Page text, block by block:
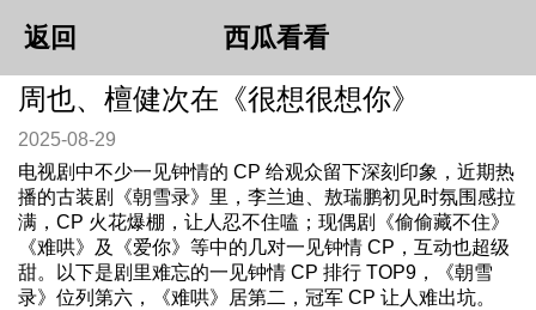
返回 西瓜看看
周也、檀健次在《很想很想你》
2025-08-29
电视剧中不少一见钟情的 CP 给观众留下深刻印象，近期热
播的古装剧《朝雪录》里，李兰迪、敖瑞鹏初见时氛围感拉
满，CP 火花爆棚，让人忍不住嗑；现偶剧《偷偷藏不住》
《难哄》及《爱你》等中的几对一见钟情 CP，互动也超级
甜。以下是剧里难忘的一见钟情 CP 排行 TOP9，《朝雪
录》位列第六，《难哄》居第二，冠军 CP 让人难出坑。